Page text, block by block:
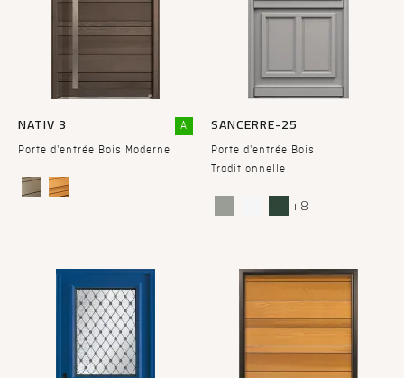
NATIV 3
Porte d'entrée Bois Moderne
A SANCERRE-25
Porte d'entrée Bois
Traditionnelle
+ 8